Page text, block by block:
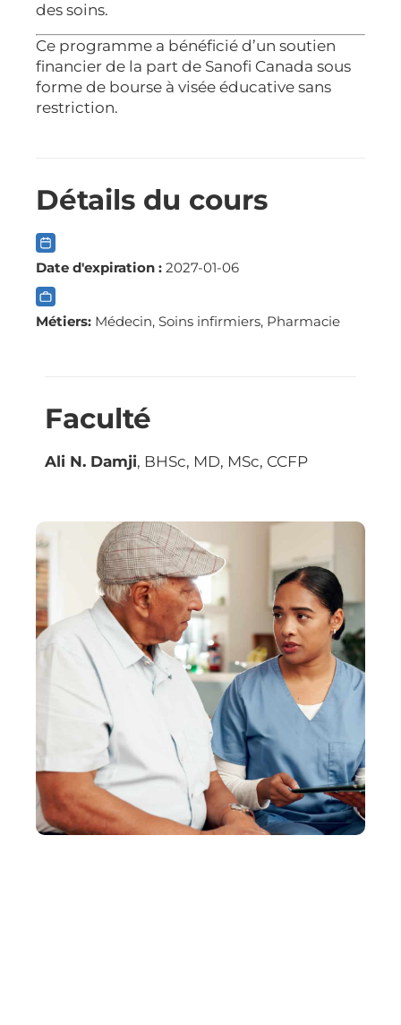
des soins.
Ce programme a bénéficié d’un soutien
financier de la part de Sanofi Canada sous
forme de bourse à visée éducative sans
restriction.
Détails du cours
Date d'expiration : 2027-01-06
Métiers: Médecin, Soins infirmiers, Pharmacie
Faculté
Ali N. Damji, BHSc, MD, MSc, CCFP